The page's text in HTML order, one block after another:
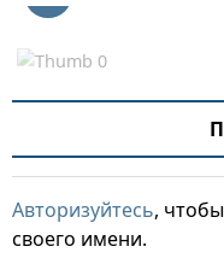
Авторизуйтесь,
своего имени.